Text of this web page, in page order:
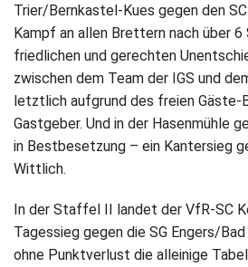
Trier/Bernkastel-Kues gegen den
Kampf an allen Brettern nach über
friedlichen und gerechten
zwischen dem Team der IGS und
letztlich aufgrund des freien Gäste-
Gastgeber. Und in der Hasenmühle
in Bestbesetzung – ein Kantersieg
Wittlich.
In der Staffel II landet der VfR-SC
Tagessieg gegen die SG Engers/
ohne Punktverlust die alleinige